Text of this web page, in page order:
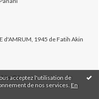
acceptez l'utilisation de
de nos services. En
d'AMRUM, 1945 de Fatih Akin
Trier